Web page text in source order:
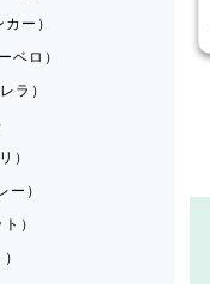
ー）
ベロ）
ラ）
）
ー）
）